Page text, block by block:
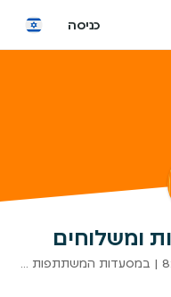
כניסה
ומשלוחים
תקף עד ה- 31.7.26 בין השעות: 8:00-11:00 | במסעדות המשתתפות בלבד | לא כולל דמי משלוח | ללא כפל מבצעים | ט.ל.ח